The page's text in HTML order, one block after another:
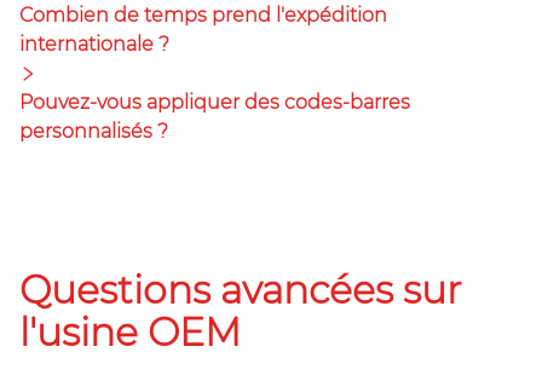
Combien de temps prend l'expédition
internationale ?
Pouvez-vous appliquer des codes-barres
personnalisés ?
Questions avancées sur
l'usine OEM